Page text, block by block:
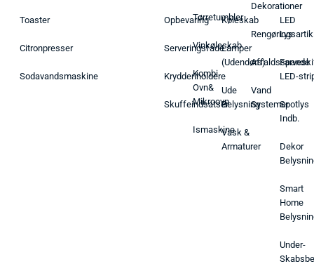
Toaster
Citronpresser
Sodavandsmaskine
Opbevaring
Serveringsfade
Krydderiholdere
Skuffeindsatser
Tørretumbler
Vinkøleskab
Kombi
Ovn&
Mikroovn
Ismaskine
Køleskab
Lamper
(Udendørs)
Ude
Belysning
Vask &
Armaturer
Dekorationer
Affaldsspande
Vand
Systemer
LED
Lys
LED-
Spotlys
Indb.
Dekor
Smart
Home
Under-